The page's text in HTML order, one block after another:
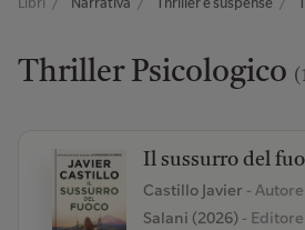
Thriller Psicologico
Il sussurro del
Castillo Javier - Autore
Salani (2026)- Editore